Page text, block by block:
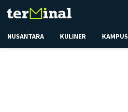
NUSANTARA KULINER KAMPUS